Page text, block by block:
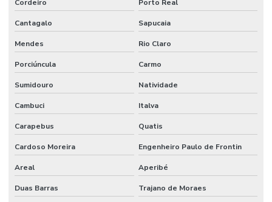
Serviço de instalação hidráulica industrial
Sistema de alarme e detecção de incêndio
Sistema de alarme contra incêndio
Sistema de alarme de incêndio convencional
Sistema de alarme de incêndio endereçável
Sistema de alarme de incêndio wifi
Sistema de alarme de incêndio wireless
Cordeiro Porto Real
Cantagalo Sapucaia
Mendes Rio Claro
Porciúncula Carmo
Sumidouro Natividade
Cambuci Italva
Carapebus Quatis
Cardoso Moreira Engenheiro Paulo de Frontin
Areal Aperibé
Duas Barras Trajano de Moraes